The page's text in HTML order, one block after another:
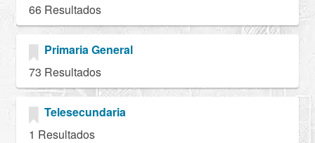
66 Resultados
Primaria General
73 Resultados
Telesecundaria
1 Resultados